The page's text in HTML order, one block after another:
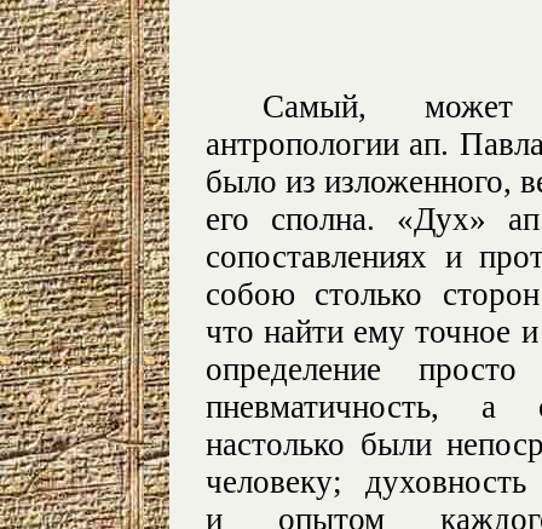
Самый, может
антропологии ап.
было из изложенного,
его сполна. «Дух»
сопоставлениях и
собою столько
что найти ему точное
определение
пневматичность, а
настолько были
человеку;
и опытом